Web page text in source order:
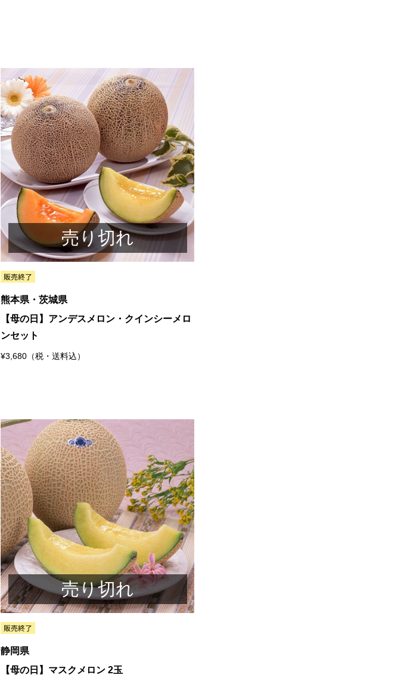
売り切れ
熊本県・茨城県
【母の日】アンデスメロン・クインシーメロ
ンセット
¥3,680（税・送料込）
売り切れ
静岡県
【母の日】マスクメロン 2玉